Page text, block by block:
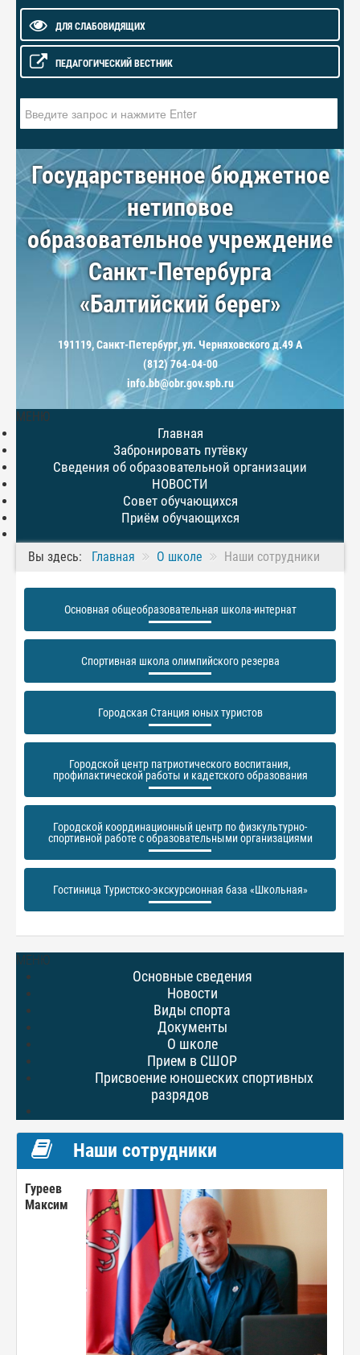
ДЛЯ СЛАБОВИДЯЩИХ
ПЕДАГОГИЧЕСКИЙ ВЕСТНИК
Государственное бюджетное
нетиповое
образовательное учреждение
Санкт-Петербурга
«Балтийский берег»
191119, Санкт-Петербург, ул. Черняховского д.49 А
(812) 764-04-00
info.bb@obr.gov.spb.ru
МЕНЮ
Главная
Забронировать путёвку
Сведения об образовательной организации
НОВОСТИ
Совет обучающихся
Приём обучающихся
Вы здесь: Главная О школе Наши сотрудники
Основная общеобразовательная школа-интернат
Спортивная школа олимпийского резерва
Городская Станция юных туристов
Городской центр патриотического воспитания,
профилактической работы и кадетского образования
Городской координационный центр по физкультурно-
спортивной работе с образовательными организациями
Гостиница Туристско-экскурсионная база «Школьная»
МЕНЮ
Основные сведения
Новости
Виды спорта
Документы
О школе
Прием в СШОР
Присвоение юношеских спортивных
разрядов
Наши сотрудники
Гуреев
Максим